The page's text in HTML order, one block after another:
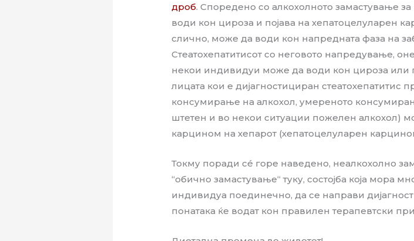
дроб. Споредено со алкохолното замастување
води кон цироза и појава на хепатоцелуларен
слично, може да води кон напредната фаза на
Стеатохепатитисот со неговото напредување,
некои индивидуи може да води кон цироза или
лицата кои е дијагностициран
консумирање на алкохол, умереното
штетен и во некои ситуации пожелен алкохол)
карцином на хепарот (хепатоцелуларен
Токму поради сé горе наведено, неалкохолно
“обично замастување“ туку, состојба која мора
индивидуа поединечно, да се направи
понатака ќе водат кон правилен терапевтски